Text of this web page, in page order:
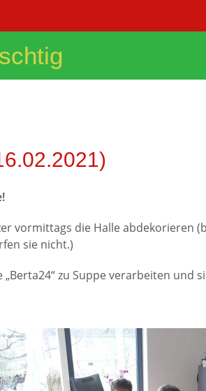
vormittags die Halle abdekorieren
sie nicht.)
zu Suppe verarbeiten und